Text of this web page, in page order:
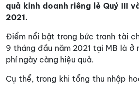
quả kinh doanh riêng lẻ Quý III
2021.
Điểm nổi bật trong bức tranh tài
9 tháng đầu năm 2021 tại MB là ở
phí ngày càng hiệu quả.
Cụ thể, trong khi tổng thu nhập